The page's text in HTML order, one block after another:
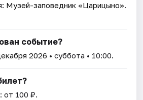
Музей-заповедник «Царицыно».
событие?
2026 • суббота • 10:00.
от 100 ₽.